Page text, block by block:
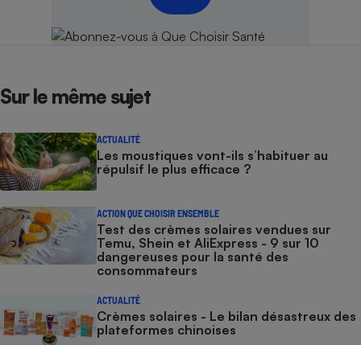
Sur le même sujet
ACTUALITÉ
Les moustiques vont-ils s’habituer au
répulsif le plus efficace ?
ACTION QUE CHOISIR ENSEMBLE
Test des crèmes solaires vendues sur
Temu, Shein et AliExpress - 9 sur 10
dangereuses pour la santé des
consommateurs
ACTUALITÉ
Crèmes solaires - Le bilan désastreux des
plateformes chinoises